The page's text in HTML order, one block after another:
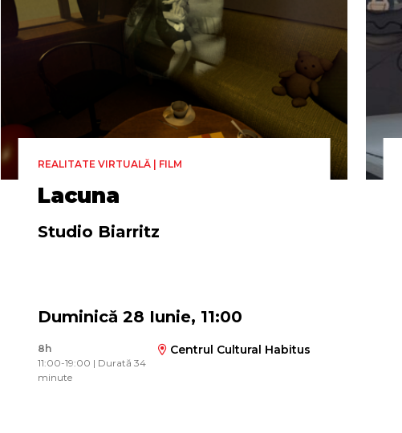
REALITATE VIRTUALĂ | FILM
Lacuna
Studio Biarritz
Duminică 28 Iunie, 11:00
8h
11:00-19:00 | Durată 34
minute
Centrul Cultural Habitus